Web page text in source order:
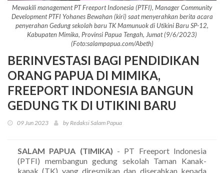
Mewakili management PT Freeport Indonesia (PTFI), Manager Community
Development PTFI Yohanes Bewahan (kiri) saat menyerahkan berita acara
penyerahan Gedung sekolah baru TK Mamunuok di Utikini Baru SP-12,
Kabupaten Mimika, Provinsi Papua Tengah, Jumat (9/6/2023)
(Foto:salampapua.com/Abeth)
BERINVESTASI BAGI PENDIDIKAN
ORANG PAPUA DI MIMIKA,
FREEPORT INDONESIA BANGUN
GEDUNG TK DI UTIKINI BARU
09 Jun 2023 by Redaksi Salam Papua
SALAM PAPUA (TIMIKA) - PT Freeport Indonesia
(PTFI) membangun gedung sekolah Taman Kanak-
kanak (TK) yang diresmikan dan diserahkan kepada